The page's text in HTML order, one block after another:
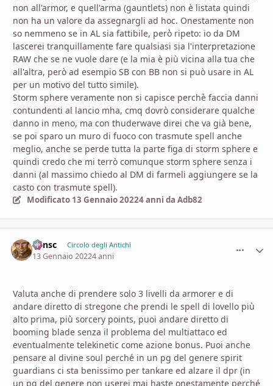
non all'armor, e quell'arma (gauntlets) non è listata quindi
non ha un valore da assegnargli ad hoc. Onestamente non
so nemmeno se in AL sia fattibile, però ripeto: io da DM
lascerei tranquillamente fare qualsiasi sia l'interpretazione
RAW che se ne vuole dare (e la mia è più vicina alla tua che
all'altra, però ad esempio SB con BB non si può usare in AL
per un motivo del tutto simile).
Storm sphere veramente non si capisce perchè faccia danni
contundenti al lancio mha, cmq dovrò considerare qualche
danno in meno, ma con thuderwave direi che va già bene,
se poi sparo un muro di fuoco con trasmute spell anche
meglio, anche se perde tutta la parte figa di storm sphere e
quindi credo che mi terrò comunque storm sphere senza i
danni (al massimo chiedo al DM di farmeli aggiungere se la
casto con trasmute spell).
Modificato 13 Gennaio 20224 anni da Adb82
Minsc Circolo degli Antichi
13 Gennaio 20224 anni
Valuta anche di prendere solo 3 livelli da armorer e di
andare diretto di stregone che prendi le spell di lovello più
alto prima, più sorcery points, puoi andare diretto di
booming blade senza il problema del multiattaco ed
eventualmente telekinetic come azione bonus. Puoi anche
pensare al divine soul perché in un pg del genere spirit
guardians ci sta benissimo per tankare ed alzare il dpr (in
un pg del genere non userei mai haste onestamente perché